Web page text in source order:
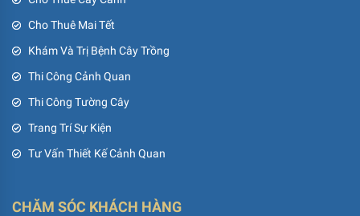
Cho Thuê Mai Tết
Khám Và Trị Bệnh Cây Trồng
Thi Công Cảnh Quan
Thi Công Tường Cây
Trang Trí Sự Kiện
Tư Vấn Thiết Kế Cảnh Quan
CHĂM SÓC KHÁCH HÀNG